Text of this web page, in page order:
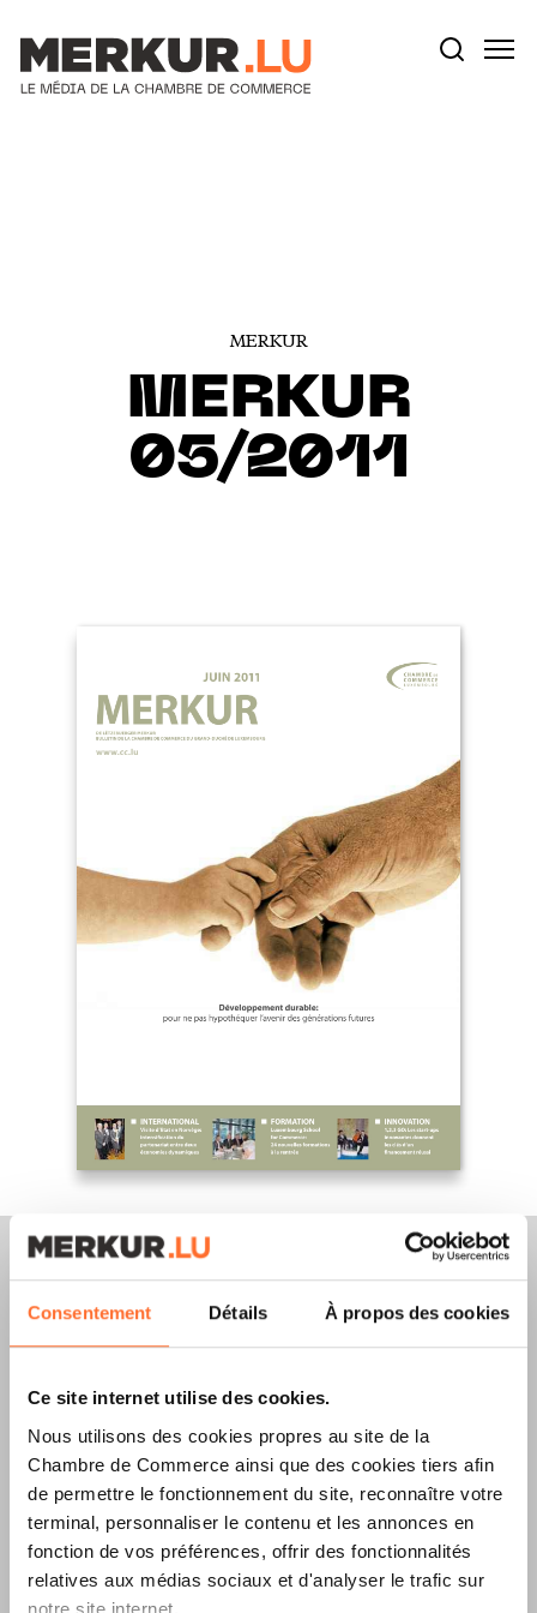
Consentement Détails À propos des cookies
Ce site internet utilise des cookies.
Nous utilisons des cookies propres au site de la
Chambre de Commerce ainsi que des cookies tiers afin
de permettre le fonctionnement du site, reconnaître votre
terminal, personnaliser le contenu et les annonces en
fonction de vos préférences, offrir des fonctionnalités
relatives aux médias sociaux et d'analyser le trafic sur
notre site internet.
MERKUR
MERKUR
05/2011
Merkur Magazine
L’ÉDITIONÉTÉ
2026EST
DISPONIBLE !